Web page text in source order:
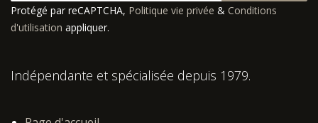
Protégé par reCAPTCHA, Politique vie privée & Conditions
d'utilisation appliquer.
Indépendante et spécialisée depuis 1979.